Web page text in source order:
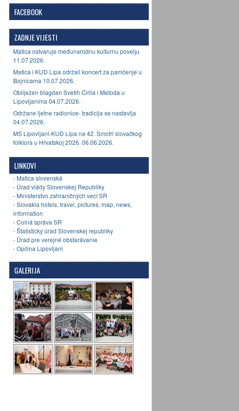
FACEBOOK
ZADNJE VIJESTI
Matica ostvaruje međunarodnu kulturnu povelju
11.07.2026.
Matica i KUD Lipa održali koncert za pamćenje u
Bojnicama 10.07.2026.
Obilježen blagdan Svetih Ćirila i Metoda u
Lipovljanima 04.07.2026.
Održane ljetne radionice- tradicija se nastavlja
04.07.2026.
MS Lipovljani-KUD Lipa na 42. Smotri slovačkog
folklora u Hrvatskoj 2026. 06.06.2026.
LINKOVI
- Matica slovenská
- Úrad vlády Slovenskej Republiky
- Ministerstvo zahraničných vecí SR
- Slovakia hotels, travel, pictures, map, news,
information
- Colná správa SR
- Štatistický úrad Slovenskej republiky
- Úrad pre verejné obstarávanie
- Općina Lipovljani
GALERIJA